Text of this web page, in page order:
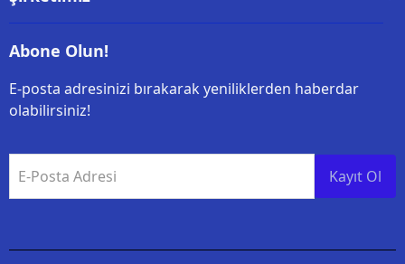
Abone Olun!
E-posta adresinizi bırakarak yeniliklerden haberdar
olabilirsiniz!
E-Posta Adresi Kayıt Ol